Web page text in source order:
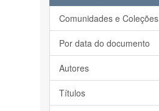
Comunidades e Coleções
Por data do documento
Autores
Títulos